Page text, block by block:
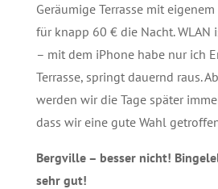
Geräumige Terrasse mit
für knapp 60 € die Nacht. WLAN
– mit dem iPhone habe nur ich
Terrasse, springt dauernd raus.
werden wir die Tage später
dass wir eine gute Wahl
Bergville – besser nicht!
sehr gut!